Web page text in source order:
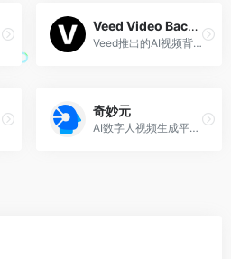
Veed Video Background Remover
Veed推出的AI视频背景移除工具
奇妙元
AI数字人视频生成平台，由出门问问推出